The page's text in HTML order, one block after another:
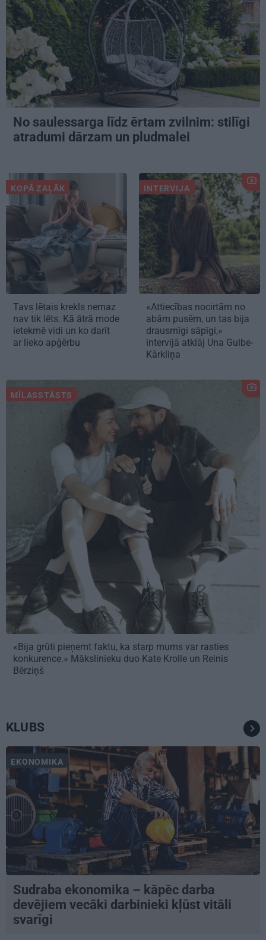
No saulessarga līdz ērtam zvilnim: stilīgi
atradumi dārzam un pludmalei
KOPĀ ZAĻĀK
Tavs lētais krekls nemaz
nav tik lēts. Kā ātrā mode
ietekmē vidi un ko darīt
ar lieko apģērbu
INTERVIJA
«Attiecības nocirtām no
abām pusēm, un tas bija
drausmīgi sāpīgi,»
intervijā atklāj Una Gulbe-
Kārkliņa
MĪLASSTĀSTS
«Bija grūti pieņemt faktu, ka starp mums var rasties
konkurence.» Mākslinieku duo Kate Krolle un Reinis
Bērziņš
KLUBS
EKONOMIKA
Sudraba ekonomika – kāpēc darba
devējiem vecāki darbinieki kļūst vitāli
svarīgi